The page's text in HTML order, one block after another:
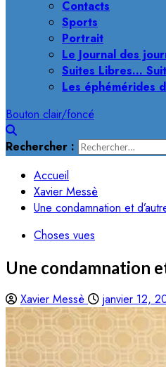
Contacts
Sports
Portrait
Le Journal des
Suites Libres…
Les éphémérides
Bouton clair/foncé
Rechercher :
Accueil
Xavier Messè
Une condamnation et
Choses vues
Une condamnation
Xavier Messè janvier 12,